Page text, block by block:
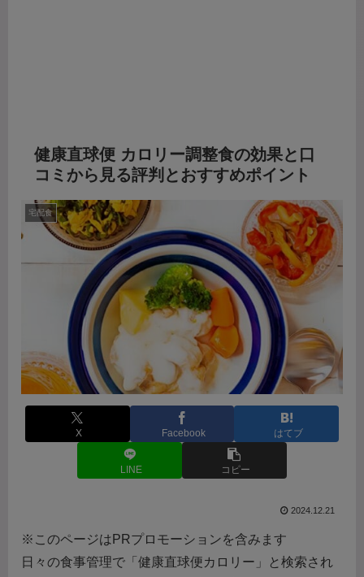
健康直球便 カロリー調整食の効果と口
コミから見る評判とおすすめポイント
宅配食
X Facebook はてブ
LINE コピー
2024.12.21
※このページはPRプロモーションを含みます
日々の食事管理で「健康直球便カロリー」と検索され